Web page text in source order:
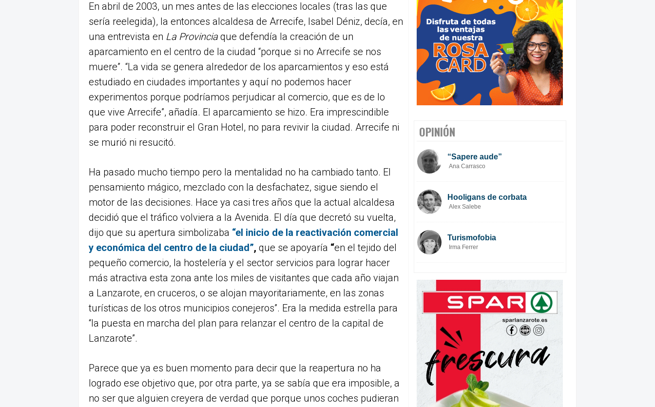
En abril de 2003, un mes antes de las elecciones locales (tras las que
sería reelegida), la entonces alcaldesa de Arrecife, Isabel Déniz, decía, en
una entrevista en La Provincia que defendía la creación de un
aparcamiento en el centro de la ciudad “porque si no Arrecife se nos
muere”. “La vida se genera alrededor de los aparcamientos y eso está
estudiado en ciudades importantes y aquí no podemos hacer
experimentos porque podríamos perjudicar al comercio, que es de lo
que vive Arrecife”, añadía. El aparcamiento se hizo. Era imprescindible
para poder reconstruir el Gran Hotel, no para revivir la ciudad. Arrecife ni
se murió ni resucitó.
Ha pasado mucho tiempo pero la mentalidad no ha cambiado tanto. El
pensamiento mágico, mezclado con la desfachatez, sigue siendo el
motor de las decisiones. Hace ya casi tres años que la actual alcaldesa
decidió que el tráfico volviera a la Avenida. El día que decretó su vuelta,
dijo que su apertura simbolizaba “el inicio de la reactivación comercial
y económica del centro de la ciudad”, que se apoyaría “en el tejido del
pequeño comercio, la hostelería y el sector servicios para lograr hacer
más atractiva esta zona ante los miles de visitantes que cada año viajan
a Lanzarote, en cruceros, o se alojan mayoritariamente, en las zonas
turísticas de los otros municipios conejeros”. Era la medida estrella para
“la puesta en marcha del plan para relanzar el centro de la capital de
Lanzarote”.
Parece que ya es buen momento para decir que la reapertura no ha
logrado ese objetivo que, por otra parte, ya se sabía que era imposible, a
no ser que alguien creyera de verdad que porque unos coches pudieran
OPINIÓN
“Sapere aude”
Ana Carrasco
Hooligans de corbata
Alex Salebe
Turismofobia
Irma Ferrer